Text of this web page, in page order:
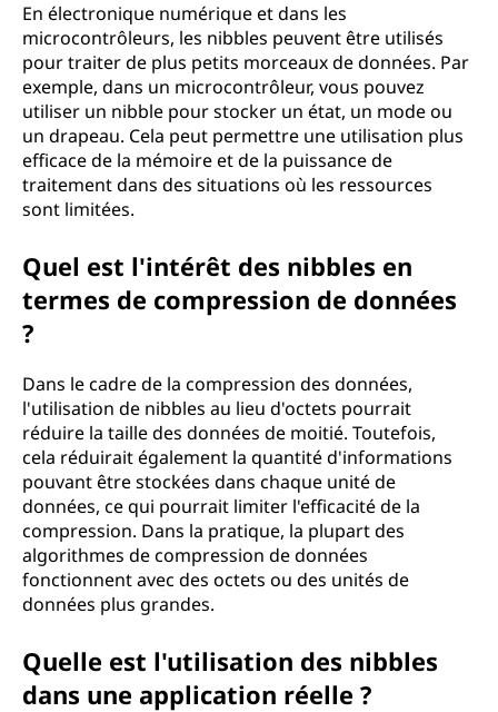
En électronique numérique et dans les
microcontrôleurs, les nibbles peuvent être utilisés
pour traiter de plus petits morceaux de données. Par
exemple, dans un microcontrôleur, vous pouvez
utiliser un nibble pour stocker un état, un mode ou
un drapeau. Cela peut permettre une utilisation plus
efficace de la mémoire et de la puissance de
traitement dans des situations où les ressources
sont limitées.
Quel est l'intérêt des nibbles en
termes de compression de données
?
Dans le cadre de la compression des données,
l'utilisation de nibbles au lieu d'octets pourrait
réduire la taille des données de moitié. Toutefois,
cela réduirait également la quantité d'informations
pouvant être stockées dans chaque unité de
données, ce qui pourrait limiter l'efficacité de la
compression. Dans la pratique, la plupart des
algorithmes de compression de données
fonctionnent avec des octets ou des unités de
données plus grandes.
Quelle est l'utilisation des nibbles
dans une application réelle ?